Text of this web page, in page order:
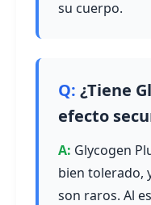
su cuerpo.
¿Tiene
efecto
Glycogen
bien tolerado,
son raros. Al